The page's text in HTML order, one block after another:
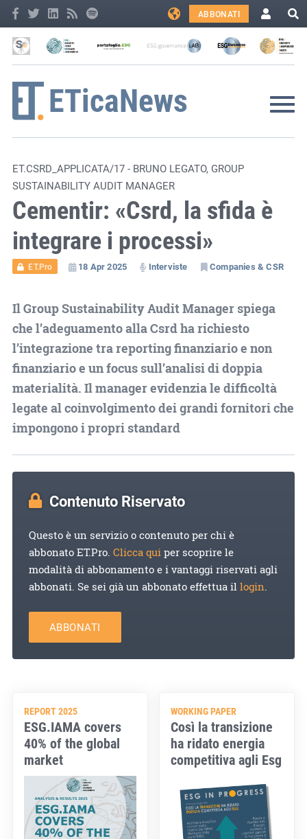
ABBONATI
ET.CSRD_APPLICATA/17 - BRUNO LEGATO, GROUP
SUSTAINABILITY AUDIT MANAGER
Cementir: «Csrd, la sfida è
integrare i processi»
ET.Pro 18 Apr 2025 Interviste Companies & CSR
Il Group Sustainability Audit Manager spiega
che l’adeguamento alla Csrd ha richiesto
l’integrazione tra reporting finanziario e non
finanziario e un focus sull’analisi di doppia
materialità. Il manager evidenzia le difficoltà
legate al coinvolgimento dei grandi fornitori che
impongono i propri standard
Contenuto Riservato
Questo è un servizio o contenuto per chi è
abbonato ET.Pro. Clicca quiper scoprire le
modalità di abbonamento e i vantaggi riservati agli
abbonati. Se sei già un abbonato effettua illogin.
ABBONATI
REPORT 2025
ESG.IAMA covers
40% of the global
market
WORKING PAPER
Così la transizione
ha ridato energia
competitiva agli Esg